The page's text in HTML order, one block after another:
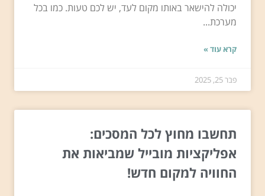
יכולה להישאר באותו מקום לעד, יש לכם טעות. כמו בכל
מערכת...
קרא עוד »
פבר 25, 2025
תחשבו מחוץ לכל המסכים:
אפליקציות מובייל שמביאות את
החוויה למקום חדש!